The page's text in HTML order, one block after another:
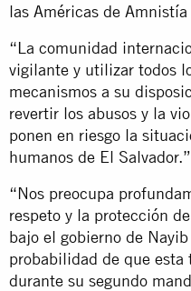
las Américas de
“La comunidad
vigilante y utilizar todos
mecanismos a su
revertir los abusos y la
ponen en riesgo la
humanos de El Salvador.”
“Nos preocupa
respeto y la protección
bajo el gobierno de
probabilidad de que esta
durante su segundo